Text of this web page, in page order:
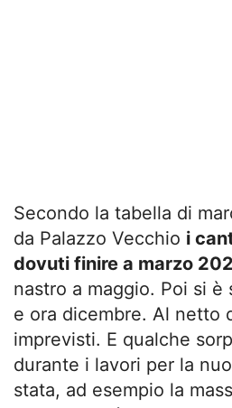
Secondo la tabella di
da Palazzo Vecchio i
dovuti finire a marzo
nastro a maggio. Poi si è
e ora dicembre. Al netto
imprevisti. E qualche
durante i lavori per la
stata, ad esempio la